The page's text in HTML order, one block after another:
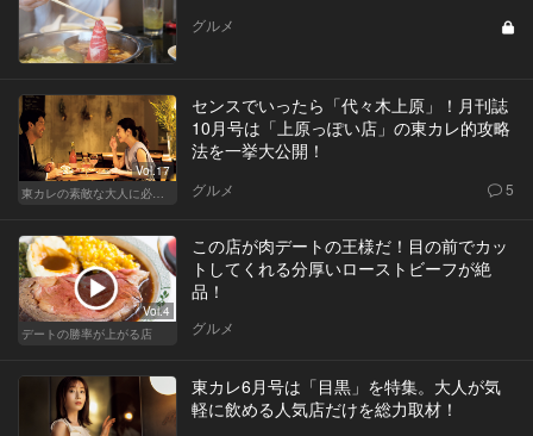
グルメ
Vol.17
センスでいったら「代々木上原」！月刊誌
10月号は「上原っぽい店」の東カレ的攻略
法を一挙大公開！
グルメ 5
Vol.4
デートの勝率が上がる店
この店が肉デートの王様だ！目の前でカッ
トしてくれる分厚いローストビーフが絶
品！
グルメ
東カレ6月号は「目黒」を特集。大人が気
軽に飲める人気店だけを総力取材！